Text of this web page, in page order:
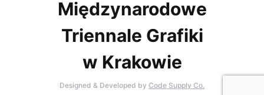
Międzynarodowe
Triennale Grafiki
w Krakowie
Designed & Developed by Code Supply Co.